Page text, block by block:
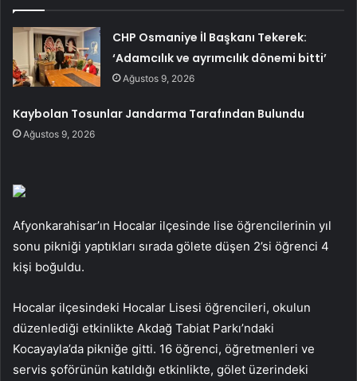
CHP Osmaniye İl Başkanı Tekerek:
‘Adamcılık ve ayrımcılık dönemi bitti’
Ağustos 9, 2026
Kaybolan Tosunlar Jandarma Tarafından Bulundu
Ağustos 9, 2026
Afyonkarahisar’ın Hocalar ilçesinde lise öğrencilerinin yıl
sonu pikniği yaptıkları sırada gölete düşen 2’si öğrenci 4
kişi boğuldu.
Hocalar ilçesindeki Hocalar Lisesi öğrencileri, okulun
düzenlediği etkinlikte Akdağ Tabiat Parkı’ndaki
Kocayayla’da pikniğe gitti. 16 öğrenci, öğretmenleri ve
servis şoförünün katıldığı etkinlikte, gölet üzerindeki